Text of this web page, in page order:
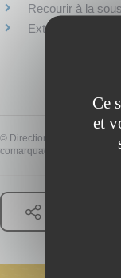
Recourir à la
Externaliser
© Direction de
comarquage developpé
Ce
et